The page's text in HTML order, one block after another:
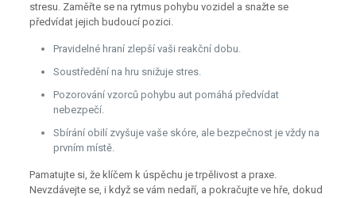
stresu. Zaměřte se na rytmus pohybu vozidel a snažte se
předvídat jejich budoucí pozici.
Pravidelné hraní zlepší vaši reakční dobu.
Soustředění na hru snižuje stres.
Pozorování vzorců pohybu aut pomáhá předvídat
nebezpečí.
Sbírání obilí zvyšuje vaše skóre, ale bezpečnost je vždy na
prvním místě.
Pamatujte si, že klíčem k úspěchu je trpělivost a praxe.
Nevzdávejte se, i když se vám nedaří, a pokračujte ve hře, dokud